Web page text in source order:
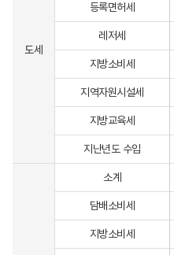
도세
등록면허세
레저세
지방소비세
지역자원시설세
지방교육세
지난년도 수입
소계
담배소비세
지방소비세